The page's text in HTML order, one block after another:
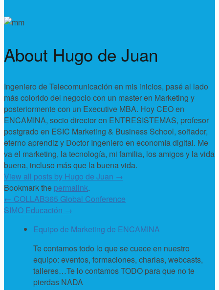
About Hugo de Juan
Ingeniero de Telecomunicación en mis inicios, pasé al lado
más colorido del negocio con un master en Marketing y
posteriormente con un Executive MBA. Hoy CEO en
ENCAMINA, socio director en ENTRESISTEMAS, profesor
postgrado en ESIC Marketing & Business School, soñador,
eterno aprendiz y Doctor Ingeniero en economía digital. Me
va el marketing, la tecnología, mi familia, los amigos y la vida
buena, incluso más que la buena vida.
View all posts by Hugo de Juan →
Bookmark the permalink.
← COLLAB365 Global Conference
SIMO Educación →
Equipo de Marketing de ENCAMINA
Te contamos todo lo que se cuece en nuestro
equipo: eventos, formaciones, charlas, webcasts,
talleres…Te lo contamos TODO para que no te
pierdas NADA